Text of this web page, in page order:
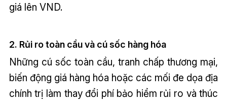
giá lên VND.
2. Rủi ro toàn cầu và cú sốc hàng hóa
Những cú sốc toàn cầu, tranh chấp thương mại,
biến động giá hàng hóa hoặc các mối đe dọa địa
chính trị làm thay đổi phí bảo hiểm rủi ro và thúc